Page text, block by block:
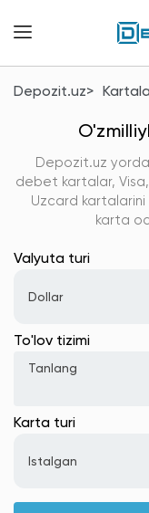
Depozit.uz
Depozit.uz
debet kartalar, Visa,
Uzcard
karta
Valyuta turi
Dollar
To'lov tizimi
Karta turi
Istalgan